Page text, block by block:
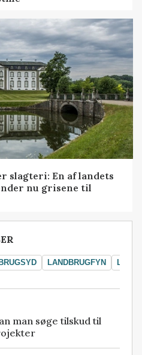
slagteri: En af landets
nu grisene til
LANDBRUGFYN
man søge tilskud til